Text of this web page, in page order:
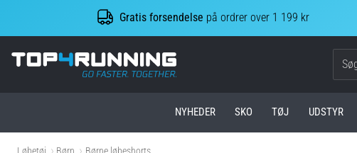
Gratis forsendelse på ordrer over 1 199 kr
Top4Running.dk
NYHEDER SKO TØJ UDSTYR